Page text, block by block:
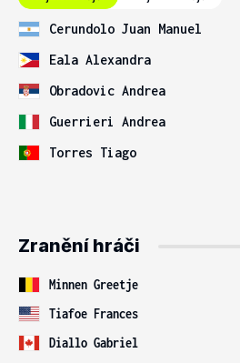
Cerundolo Juan Manuel
Eala Alexandra
Obradovic Andrea
Guerrieri Andrea
Torres Tiago
Zranění hráči
Minnen Greetje
Tiafoe Frances
Diallo Gabriel